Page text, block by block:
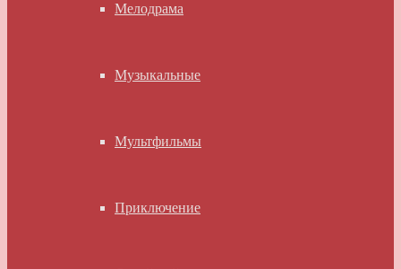
Мелодрама
Музыкальные
Мультфильмы
Приключение